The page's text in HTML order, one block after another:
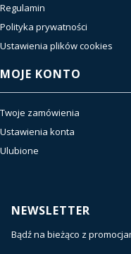
Regulamin
Polityka prywatności
Ustawienia plików cookies
MOJE KONTO
Twoje zamówienia
Ustawienia konta
Ulubione
NEWSLETTER
Bądź na bieżąco z